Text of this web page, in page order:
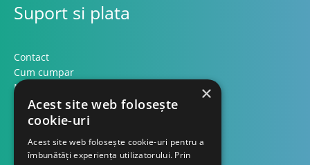
Suport si plata
Contact
Cum cumpar
Modalitati plata
Formular retur
Contact
×
Acest site web folosește
cookie-uri
Acest site web folosește cookie-uri pentru a
îmbunătăți experiența utilizatorului. Prin